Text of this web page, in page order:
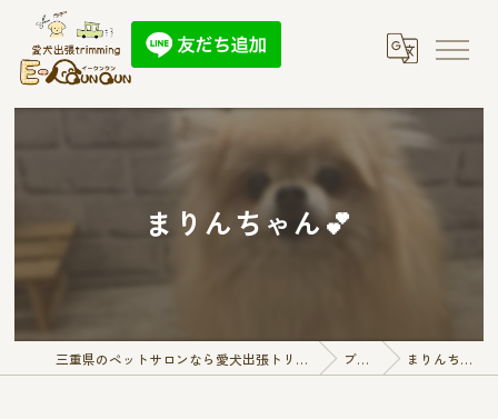
まりんちゃん︎💕︎︎
三重県のペットサロンなら愛犬出張トリミング E-QunQun ブログ まりんちゃん︎💕︎︎